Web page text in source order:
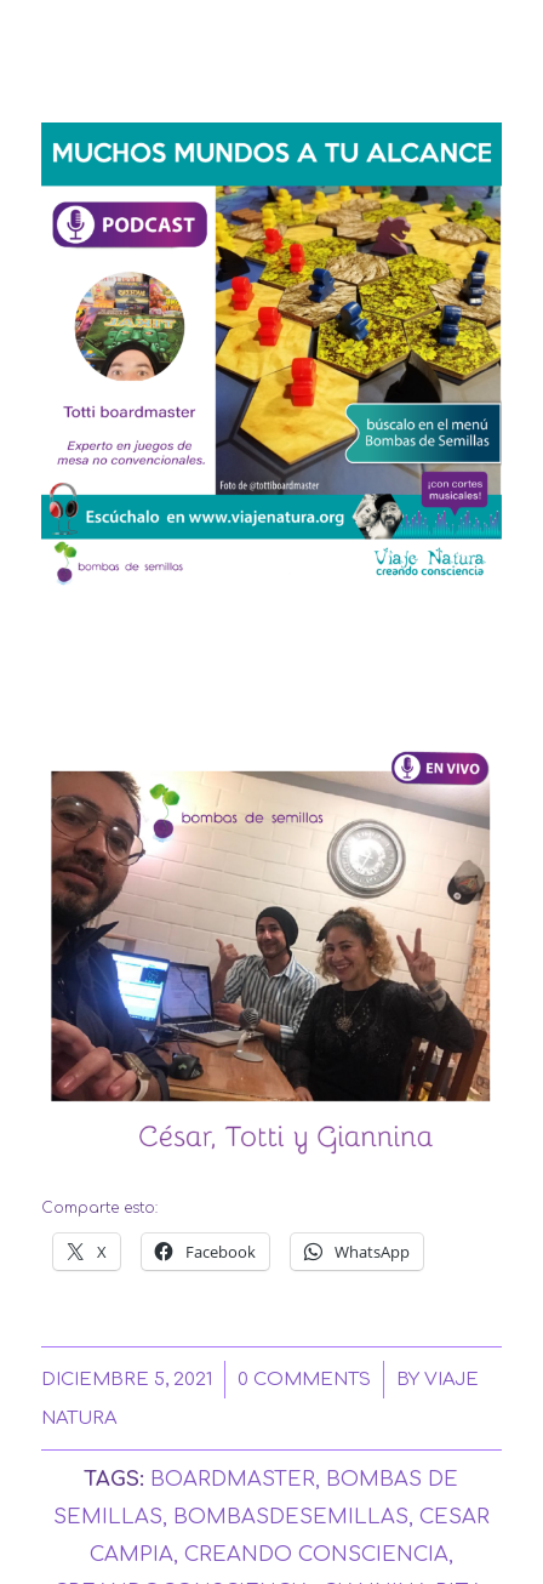
Comparte esto:
X Facebook WhatsApp
DICIEMBRE 5, 2021
/ 0 COMMENTS BY VIAJE
NATURA
TAGS: BOARDMASTER
BOMBAS DE
SEMILLAS
BOMBASDESEMILLAS CESAR
CAMPIA CREANDO CONSCIENCIA